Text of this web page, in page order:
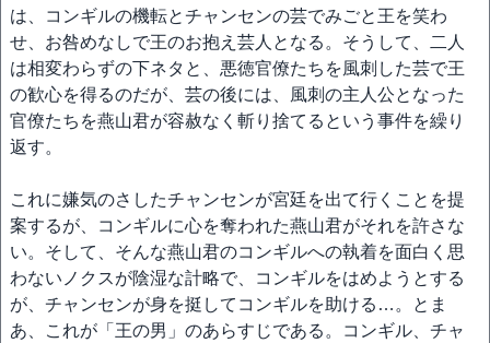
は、コンギルの機転とチャンセンの芸でみごと王を笑わ
せ、お咎めなしで王のお抱え芸人となる。そうして、二人
は相変わらずの下ネタと、悪徳官僚たちを風刺した芸で王
の歓心を得るのだが、芸の後には、風刺の主人公となった
官僚たちを燕山君が容赦なく斬り捨てるという事件を繰り
返す。
これに嫌気のさしたチャンセンが宮廷を出て行くことを提
案するが、コンギルに心を奪われた燕山君がそれを許さな
い。そして、そんな燕山君のコンギルへの執着を面白く思
わないノクスが陰湿な計略で、コンギルをはめようとする
が、チャンセンが身を挺してコンギルを助ける…。とま
あ、これが「王の男」のあらすじである。コンギル、チャ